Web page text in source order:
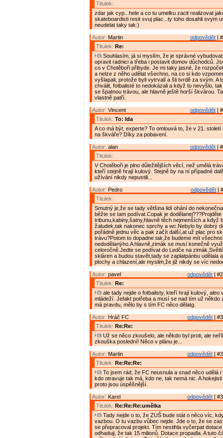
Titulek:
zdar jak cyp...hele a co tu umelku zacit realizovat
skateboardisti resit svuj plac...ty toho dosahli svym
neudelat taky tak:)
odpovědět |
Autor: Martin
Titulek: Re:
Souhlasím, já si myslím, že je správné
opravit radnici a třeba i postavit domov důchodců.
co v Chotěboři přibyde. Je mi taky jasné, že
a nelze z něho udělat všechno, na co si kdo
vyšlapali, protože byli vytrvalí a šli tvrdě za svým. A
chválit, fotbalisté to nedokázali a když to nevyšlo,
se špatnou trávou, ale hlavně ještě horší škvárou.
vlastně patří.
odpovědět |
Autor: Vincent
Titulek: To: Ida
A co má být, experte? To omlouvá to, že v 21. století
na škváře? Díky za pobavení.
odpovědět |
Autor: alan
Titulek:
V Chotěboři je plno důležitějších věcí, než umělá
kteří stejně hrají kulový. Stejně by na ní případné
užívání nikdy nepustili...
odpovědět |
Autor: Pedro
Titulek:
Smutný je,že se tady většina lidí ohání do
běžte se tam podívat.Copak je dodělanej???Projděte
tribunu,kabiny,šatny,hlavně těch nejmenších a když
žaludek,tak nakonec sprchy a wc.Nebylo by dobrý
pořádně jednu věc a pak začít další,at už plac pro
trávu?Potom to dopadne tak,že budeme mít
nedodělanýho.A hlavně,zimák se musí konečně
celoročně.Jedte se podívat do Ledče na
skláren a budou stavět,tady se zaplatpánbu udělala
plochy a chlazení,ale myslim,že již nikdy se víc
odpovědět |
Autor: pavel
Titulek: Re:
ale tady nejde o fotbalisty, kteří hrají kulový, aleo
mládeží. Jefakt potřeba a musí se nad tím už někdo
má pravdu, mělo by s tím FC něco dělatg.
odpovědět |
Autor: Hráč FC
Titulek: Re:Re:
Už se něco zkoušelo, ale někdo byl proti, ale
zkouška poslední! Něco v plánu je...
odpovědět |
Autor: Martin
Titulek: Re:Re:Re:
To jsem rád, že FC neusnula a snad něco udělá i
kdo otravuje tak má, kdo ne, tak nemá nic. A
proto jsou úspěšnější.
odpovědět |
Autor: Karel
Titulek: Re:Re:Re:umělka
Tady nejde o to, že ZUŠ bude stát o něco víc,
vazbou. O tu vazbu vůbec nejde. Jde o to, že se
se přepracoval projekt. Tím nestihla vyčerpat
odhaduji, že tak 15 milionů. Dotace propadla. A tuto